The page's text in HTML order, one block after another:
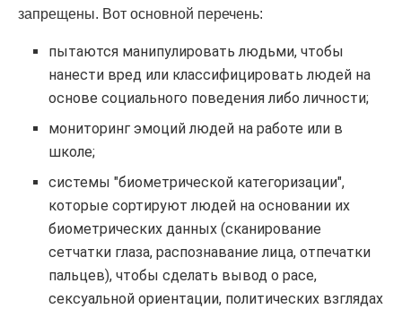
запрещены. Вот основной перечень:
пытаются манипулировать людьми, чтобы
нанести вред или классифицировать людей на
основе социального поведения либо личности;
мониторинг эмоций людей на работе или в
школе;
системы "биометрической категоризации",
которые сортируют людей на основании их
биометрических данных (сканирование
сетчатки глаза, распознавание лица, отпечатки
пальцев), чтобы сделать вывод о расе,
сексуальной ориентации, политических взглядах